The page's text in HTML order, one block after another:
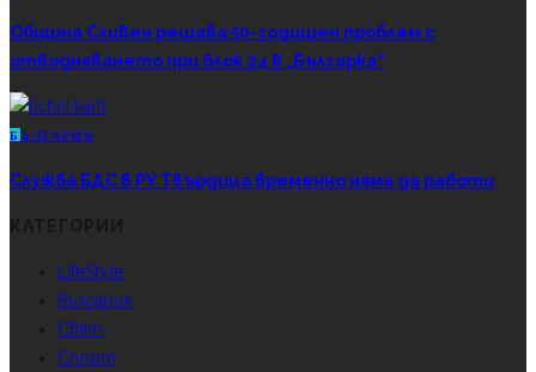
Община Сливен решава 50-годишен проблем с
отводняването при блок 24 в „Българка“
Б ЪЛГАРИЯ
Служба БДС в РУ Твърдица временно няма да работи
LifeStyle
България
Свят
Спорт